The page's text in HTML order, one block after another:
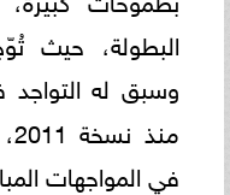
البطولة، حيث
وسبق له
في المواجهات